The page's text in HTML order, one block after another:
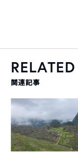
RELATED
関連記事